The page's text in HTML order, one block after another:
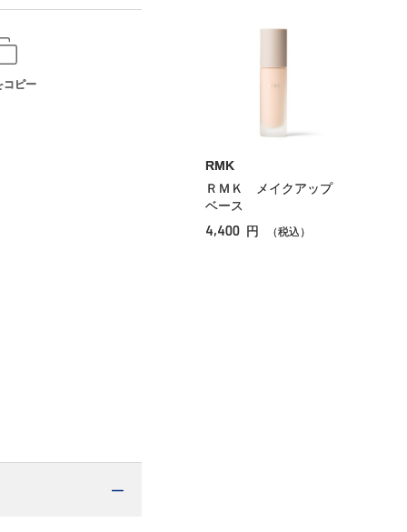
コピー
RMK
ＲＭＫ メイクアップ
ベース
4,400 円 （税込）